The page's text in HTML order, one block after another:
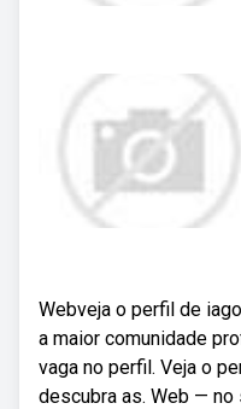
Webveja o perfil de
a maior comunidade
vaga no perfil. Veja o
descubra as. Web — no